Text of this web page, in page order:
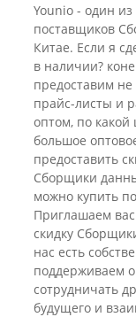
Younio - один
поставщиков
Китае. Если я
в наличии?
предоставим
прайс-листы и
оптом, по какой
большое
предоставить
Сборщики
можно купить
Приглашаем
скидку
нас есть
поддерживаем
сотрудничать
будущего и